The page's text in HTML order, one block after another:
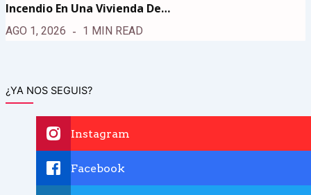
Incendio En Una Vivienda De…
AGO 1, 2026 1 MIN READ
¿YA NOS SEGUIS?
Instagram
Facebook